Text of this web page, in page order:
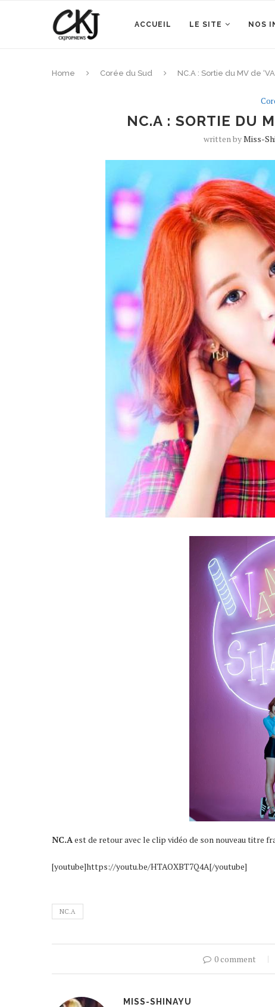
ACCUEIL LE SITE NOS
Home Corée du Sud NC.A : Sortie du MV de
NC.A : SORTIE DU
written byMiss-
NC.A est de retour avec le clip vidéo de son nouveau titre
[youtube]https://youtu.be/HTAOXBT7Q4A[/youtube]
NC.A
0 comment
MISS-SHINAYU